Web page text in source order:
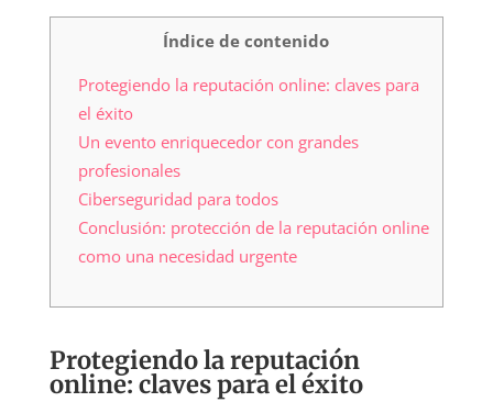
Índice de contenido
Protegiendo la reputación online: claves para
el éxito
Un evento enriquecedor con grandes
profesionales
Ciberseguridad para todos
Conclusión: protección de la reputación online
como una necesidad urgente
Protegiendo la reputación
online: claves para el éxito